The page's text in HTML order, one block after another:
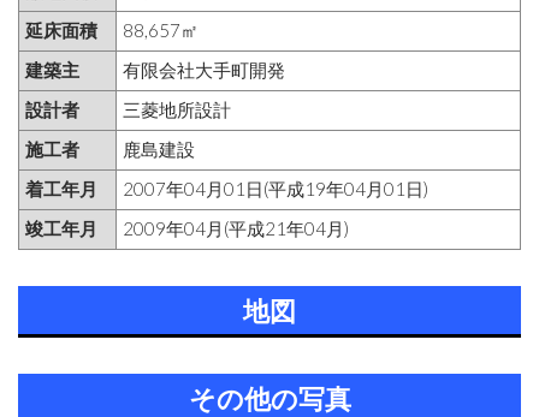
延床面積
88,657㎡
建築主
有限会社大手町開発
設計者
三菱地所設計
施工者
鹿島建設
着工年月
2007年04月01日(平成19年04月01日)
竣工年月
2009年04月(平成21年04月)
地図
その他の写真